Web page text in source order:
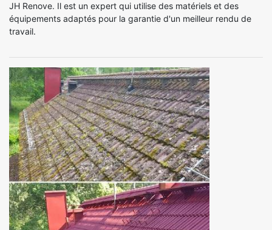
JH Renove. Il est un expert qui utilise des matériels et des
équipements adaptés pour la garantie d'un meilleur rendu de
travail.